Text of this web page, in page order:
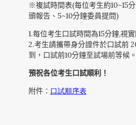
※複試時間表(每位考生約10~15
頭報告、5~10分鐘委員提問)
1.每位考生口試時間為15分鐘,視
2.考生請攜帶身分證件於口試前
到，口試前10分鐘至試場前等候。
預祝各位考生口試順利！
附件： 口試順序表